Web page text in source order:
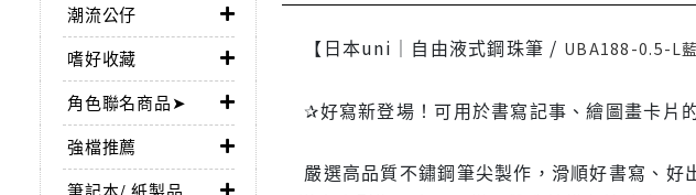
潮流公仔
嗜好收藏
角色聯名商品➤
強檔推薦
筆記本/ 紙製品
【日本uni｜自由液式鋼珠筆 / UBA188-0.5-L藍
✰好寫新登場！可用於書寫記事、繪圖畫卡片
嚴選高品質不鏽鋼筆尖製作，滑順好書寫、